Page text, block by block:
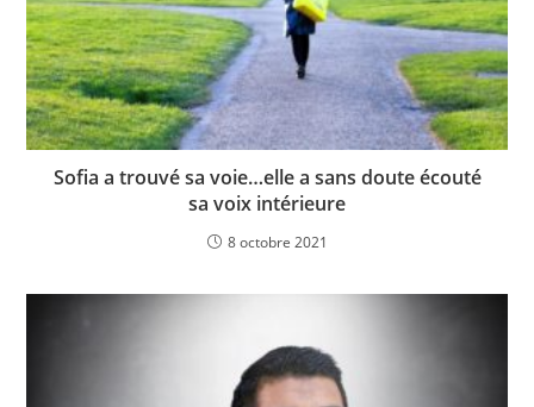
Sofia a trouvé sa voie…elle a sans doute écouté
sa voix intérieure
8 octobre 2021